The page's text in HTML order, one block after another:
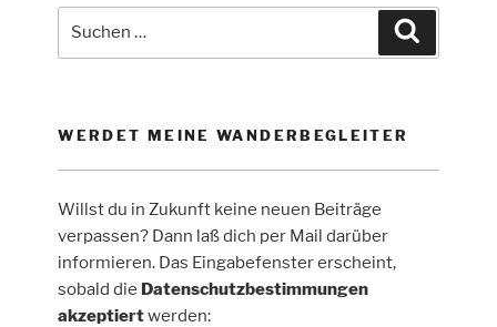
WERDET MEINE WANDERBEGLEITER
Willst du in Zukunft keine neuen Beiträge
verpassen? Dann laß dich per Mail darüber
informieren. Das Eingabefenster erscheint,
sobald die Datenschutzbestimmungen
akzeptiertwerden: